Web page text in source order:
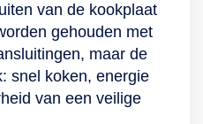
van de kookplaat
gehouden met
maar de
snel koken, energie
van een veilige